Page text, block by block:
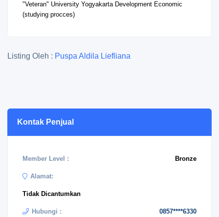
"Veteran" University Yogyakarta Development Economic
(studying procces)
Listing Oleh : Puspa Aldila Liefliana
Kontak Penjual
Member Level : Bronze
Alamat:
Tidak Dicantumkan
Hubungi : 0857****6330